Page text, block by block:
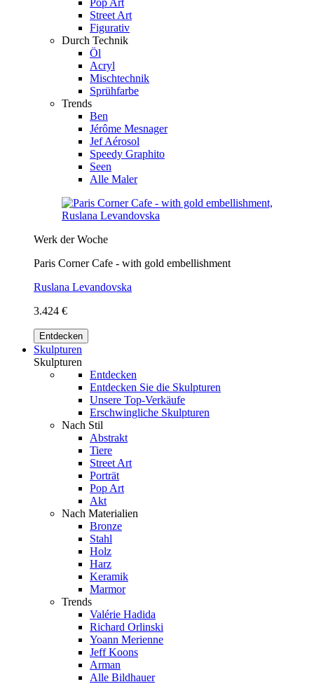
Street Art
Figurativ
Durch Technik
Öl
Acryl
Mischtechnik
Sprühfarbe
Trends
Ben
Jérôme Mesnager
Jef Aérosol
Speedy Graphito
Seen
Alle Maler
Werk der Woche
Paris Corner Cafe - with gold embellishment
Ruslana Levandovska
3.424 €
Entdecken
Skulpturen
Skulpturen
Entdecken
Entdecken Sie die Skulpturen
Unsere Top-Verkäufe
Erschwingliche Skulpturen
Nach Stil
Abstrakt
Tiere
Street Art
Porträt
Pop Art
Akt
Nach Materialien
Bronze
Stahl
Holz
Harz
Keramik
Marmor
Trends
Valérie Hadida
Richard Orlinski
Yoann Merienne
Jeff Koons
Arman
Alle Bildhauer